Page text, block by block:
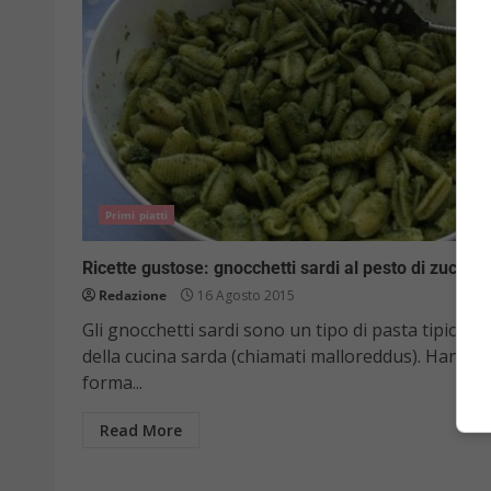
Primi piatti
Ricette gustose: gnocchetti sardi al pesto di zucchine
Redazione 16 Agosto 2015
Gli gnocchetti sardi sono un tipo di pasta tipica
della cucina sarda (chiamati malloreddus). Hanno la
forma...
Read More